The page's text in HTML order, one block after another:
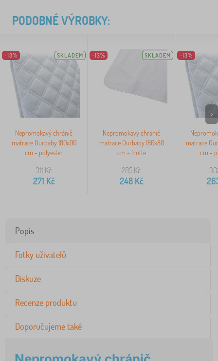
PODOBNÉ VÝROBKY:
-13% SKLADEM
Nepromokavý chránič
matrace Ourbaby 180x90
cm - polyester
311Kč
271 Kč
-13% SKLADEM
Nepromokavý chránič
matrace Ourbaby 180x80
cm - frotte
285Kč
248Kč
-13%
matrace
cm -
>
Popis
Fotky uživatelů
Diskuze
Recenze produktu
Doporučujeme také